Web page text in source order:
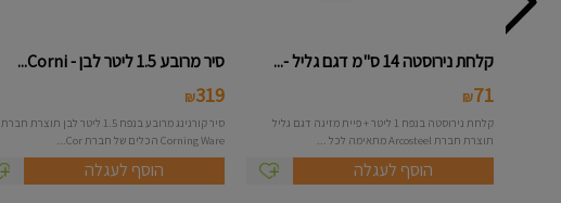
קלחת נירוסטה 14 ס"מ דגם גליל -...
71
₪
קלחת נירוסטה בנפח 1 ליטר + פיית מזיגה דגם גליל
תוצרת חברת Arcosteel מתאימה לכל ...
הוסף לעגלה
סיר מרובע 1.5 ליטר לבן - Corni...
319
₪
סיר קורנינג מרובע בנפח 1.5 ליטר לבן תוצרת חברת
Corning Ware הכלים של חברת Cor...
הוסף לעגלה